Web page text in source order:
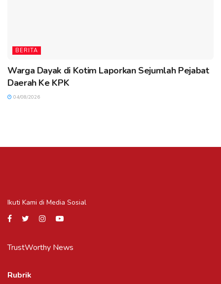
BERITA
Warga Dayak di Kotim Laporkan Sejumlah Pejabat
Daerah Ke KPK
04/08/2026
Ikuti Kami di Media Sosial
TrustWorthy News
Rubrik